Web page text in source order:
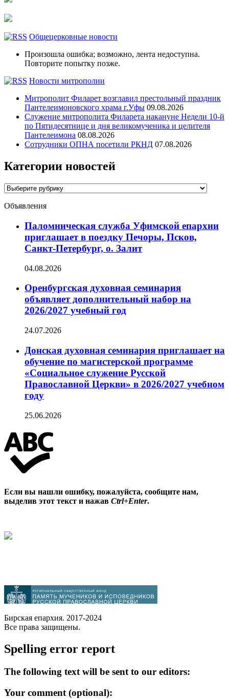
Общецерковные новости
Произошла ошибка; возможно, лента недоступна.
Повторите попытку позже.
Новости митрополии
Митрополит Филарет возглавил престольный праздник
Пантелеимоновского храма г.Уфы 09.08.2026
Служение митрополита Филарета накануне Недели 10-й
по Пятидесятнице и дня великомученика и целителя
Пантелеимона 08.08.2026
Сотрудники ОПНА посетили РКНД 07.08.2026
Категории новостей
Категории
Объявления
Паломническая служба Уфимской епархии
приглашает в поездку Печоры, Псков,
Санкт-Петербург, о. Залит
04.08.2026
Оренбургская духовная семинария
объявляет дополнительный набор на
2026/2027 учебный год
24.07.2026
Донская духовная семинария приглашает на
обучение по магистерской программе
«Социальное служение Русской
Православной Церкви» в 2026/2027 учебном
году
25.06.2026
Если вы нашли ошибку, пожалуйста, сообщите нам,
выделив этот текст и нажав Ctrl+Enter.
Бирская епархия. 2017-2024
Все права защищены.
Spelling error report
The following text will be sent to our editors:
Your comment (optional):